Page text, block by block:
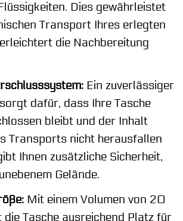
Dies gewährleistet
Transport Ihres erlegten
die Nachbereitung
Ein zuverlässiger
dafür, dass Ihre Tasche
bleibt und der Inhalt
Transports nicht herausfallen
Ihnen zusätzliche Sicherheit,
Gelände.
Mit einem Volumen von 20
die Tasche ausreichend Platz für